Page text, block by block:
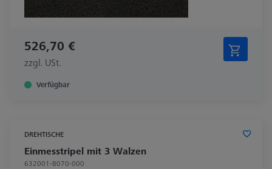
526,70 €
zzgl. USt.
Verfügbar
DREHTISCHE
Einmesstripel mit 3 Walzen
632001-8070-000